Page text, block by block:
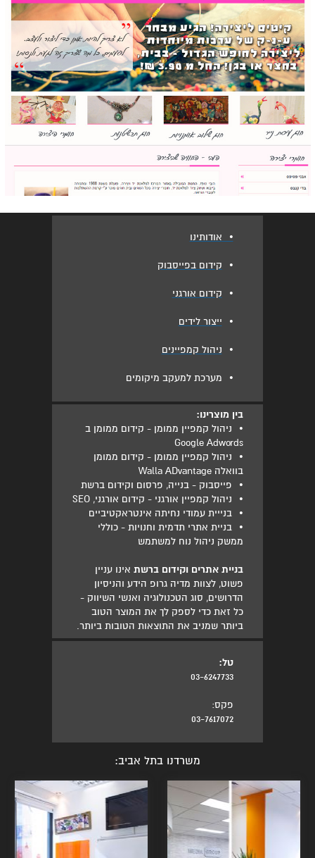
בין מוצרינו:
•
ניהול קמפיין ממומן - קידום ממומן ב
Google Adwords
•
ניהול קמפיין ממומן - קידום ממומן
בוואלה Walla ADvantage
• פייסבוק - בנייה, פרסום וקידום ברשת
• ניהול קמפיין אורגני - קידום אורגני, SEO
• בנייית עמודי נחיתה אינטראקטיביים
•
בניית אתרי תדמית וחנויות - כוללי
ממשק ניהול נוח למשתמש
בניית אתרים וקידום ברשתאינו עניין
פשוט, לצוות מדיה גרופ הידע והניסיון
הדרושים, סוג הטכנולוגיה ואנשי השיווק -
כל זאת כדי לספק לך את המוצר הטוב
ביותר שמניב את התוצאות הטובות ביותר.
• אודותינו
• קידום בפייסבוק
• קידום אורגני
• ייצור לידים
• ניהול קמפיינים
• מערכת למעקב מיקומים
טל:
03-6247733
פקס:
03-7617072
משרדנו בתל אביב: